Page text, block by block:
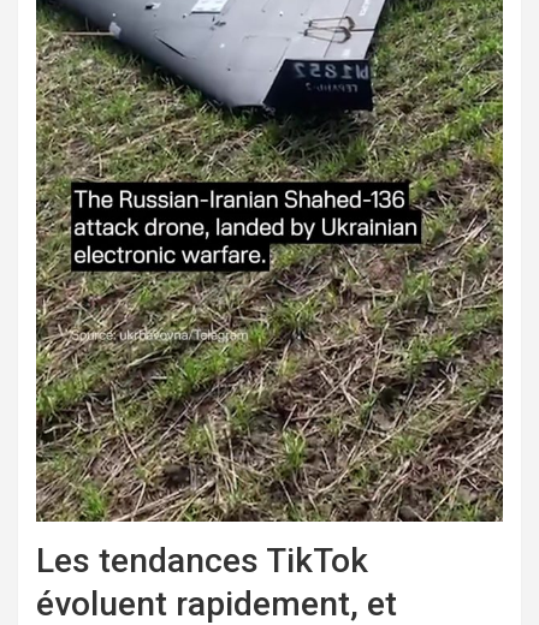
Les tendances TikTok
évoluent rapidement, et